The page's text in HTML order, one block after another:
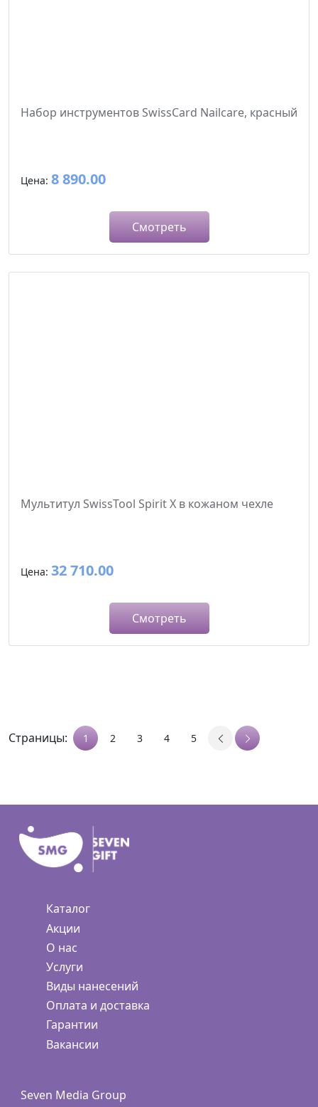
Набор инструментов SwissCard Nailcare, красный
Цена: 8 890.00
Смотреть
Мультитул SwissTool Spirit X в кожаном чехле
Цена: 32 710.00
Смотреть
Страницы: 1 2 3 4 5
Каталог
Акции
О нас
Услуги
Виды нанесений
Оплата и доставка
Гарантии
Вакансии
Seven Media Group